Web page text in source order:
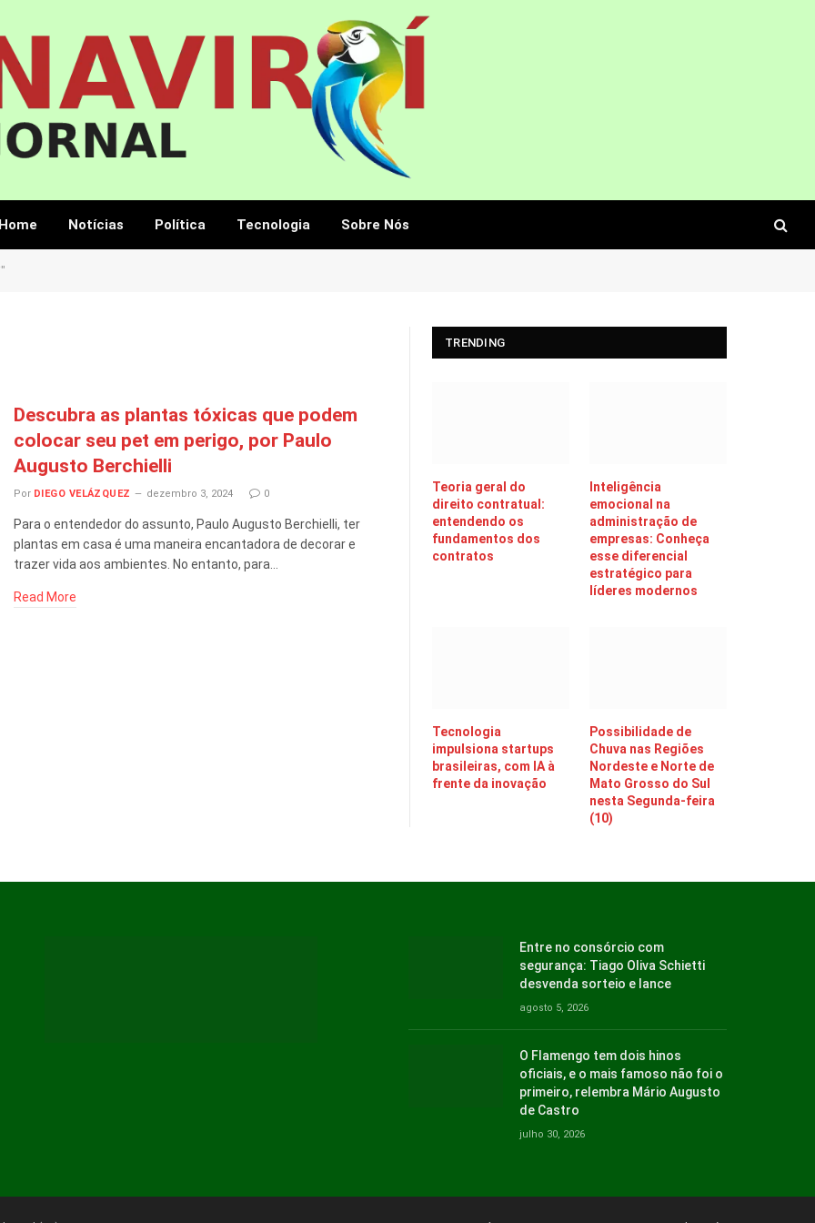
Home Notícias Política Tecnologia Sobre Nós
Descubra as plantas tóxicas que podem
colocar seu pet em perigo, por Paulo
Augusto Berchielli
Por DIEGO VELÁZQUEZ dezembro 3, 2024 0
Para o entendedor do assunto, Paulo Augusto Berchielli, ter
plantas em casa é uma maneira encantadora de decorar e
trazer vida aos ambientes. No entanto, para…
Read More
TRENDING
Teoria geral do
direito contratual:
entendendo os
fundamentos dos
contratos
Inteligência
emocional na
administração de
empresas: Conheça
esse diferencial
estratégico para
líderes modernos
Tecnologia
impulsiona startups
brasileiras, com IA à
frente da inovação
Possibilidade de
Chuva nas Regiões
Nordeste e Norte de
Mato Grosso do Sul
nesta Segunda-feira
(10)
Entre no consórcio com
segurança: Tiago Oliva Schietti
desvenda sorteio e lance
agosto 5, 2026
O Flamengo tem dois hinos
oficiais, e o mais famoso não foi o
primeiro, relembra Mário Augusto
de Castro
julho 30, 2026